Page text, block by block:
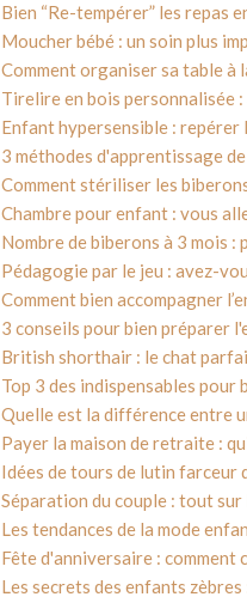
Bien “Re-tempérer” les repas
Moucher bébé : un soin plus
Comment organiser sa table à
Tirelire en bois personnalisée
Enfant hypersensible : repérer
3 méthodes d'apprentissage
Comment stériliser les
Chambre pour enfant : vous
Nombre de biberons à 3 mois
Pédagogie par le jeu : avez-
Comment bien accompagner
3 conseils pour bien préparer
British shorthair : le chat
Top 3 des indispensables pour
Quelle est la différence entre
Payer la maison de retraite :
Idées de tours de lutin farceur
Séparation du couple : tout
Les tendances de la mode
Fête d'anniversaire : comment
Les secrets des enfants